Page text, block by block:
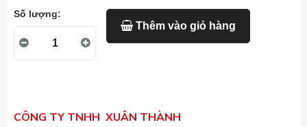
Số lượng:
Thêm vào giỏ hàng
CÔNG TY TNHH XUÂN THÀNH